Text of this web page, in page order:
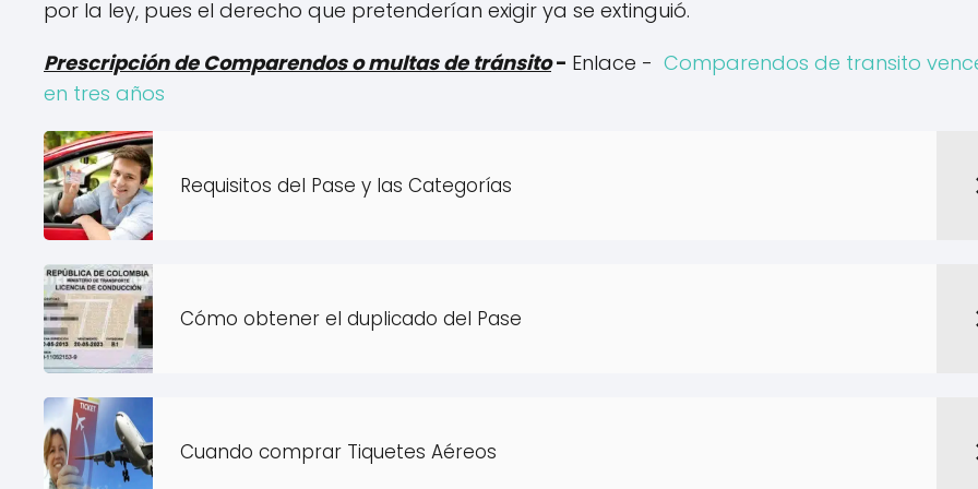
por la ley, pues el derecho que pretenderían exigir ya se extinguió.
Prescripción de Comparendos o multas de tránsito- Enlace - Comparendos de transito
en tres años
Requisitos del Pase y las Categorías
Cómo obtener el duplicado del Pase
Cuando comprar Tiquetes Aéreos